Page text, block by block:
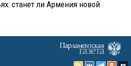
станет ли Армения новой